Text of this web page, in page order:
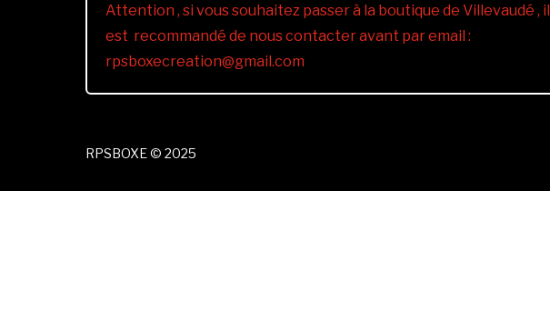
Attention , si vous souhaitez passer à la boutique de Villevaudé , il
est recommandé de nous contacter avant par email :
rpsboxecreation@gmail.com
RPSBOXE © 2025